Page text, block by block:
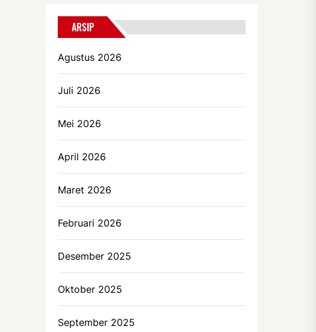
ARSIP
Agustus 2026
Juli 2026
Mei 2026
April 2026
Maret 2026
Februari 2026
Desember 2025
Oktober 2025
September 2025